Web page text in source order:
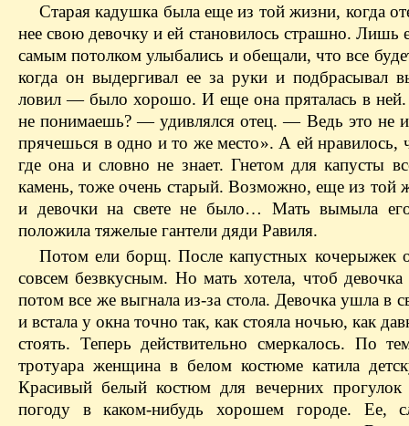
Старая кадушка была еще из той жизни, когда
нее свою девочку и ей становилось страшно. Лишь
самым потолком улыбались и обещали, что все
когда он выдергивал ее за руки и подбрасывал
ловил — было хорошо. И еще она пряталась в
не понимаешь? — удивлялся отец. — Ведь это не
прячешься в одно и то же место». А ей нравилось,
где она и словно не знает. Гнетом для капусты
камень, тоже очень старый. Возможно, еще из той
и девочки на свете не было… Мать вымыла
положила тяжелые гантели дяди Равиля.
Потом ели борщ. После капустных кочерыжек
совсем безвкусным. Но мать хотела, чтоб девочка
потом все же выгнала из-за стола. Девочка ушла в
и встала у окна точно так, как стояла ночью, как
стоять. Теперь действительно смеркалось. По
тротуара женщина в белом костюме катила
Красивый белый костюм для вечерних
погоду в каком-нибудь хорошем городе. Ее,